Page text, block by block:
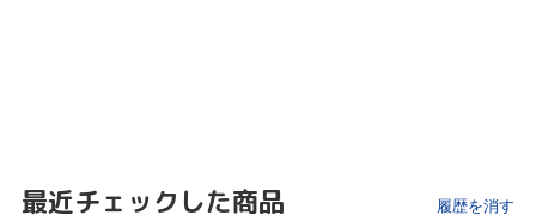
最近チェックした商品 履歴を消す